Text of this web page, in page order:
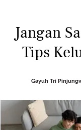
Jangan
Tips
Gayuh Tri